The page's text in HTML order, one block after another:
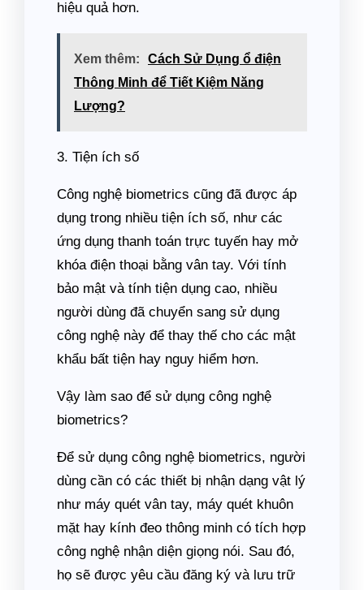
hiệu quả hơn.
Xem thêm:
Cách Sử Dụng ổ điện
Thông Minh để Tiết Kiệm Năng
Lượng?
3. Tiện ích số
Công nghệ biometrics cũng đã được áp
dụng trong nhiều tiện ích số, như các
ứng dụng thanh toán trực tuyến hay mở
khóa điện thoại bằng vân tay. Với tính
bảo mật và tính tiện dụng cao, nhiều
người dùng đã chuyển sang sử dụng
công nghệ này để thay thế cho các mật
khẩu bất tiện hay nguy hiểm hơn.
Vậy làm sao để sử dụng công nghệ
biometrics?
Để sử dụng công nghệ biometrics, người
dùng cần có các thiết bị nhận dạng vật lý
như máy quét vân tay, máy quét khuôn
mặt hay kính đeo thông minh có tích hợp
công nghệ nhận diện giọng nói. Sau đó,
họ sẽ được yêu cầu đăng ký và lưu trữ